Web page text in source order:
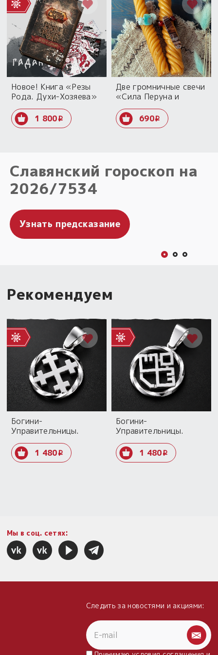
Новое! Книга «Резы
Рода. Духи-Хозяева»
+ колода+ рабочие
тетради1 800i
Две громничные свечи
«Сила Перуна и
Перуницы»
690i
Славянский гороскоп на
2026/7534
Узнать предсказание
Народный славянский
календарь на 7534/2026
год
Скачать безоплатно!
Гадание онлайн на Резах
Рода
Гадать онлайн
Рекомендуем
Богини-
Управительницы.
Оберег «Морена».
Родиевое покрытие.
1 480i
Богини-
Управительницы.
Оберег «Лёля».
Родиевое покрытие.
1 480i
Мы в соц. сетях:
Следить за новостями и акциями: